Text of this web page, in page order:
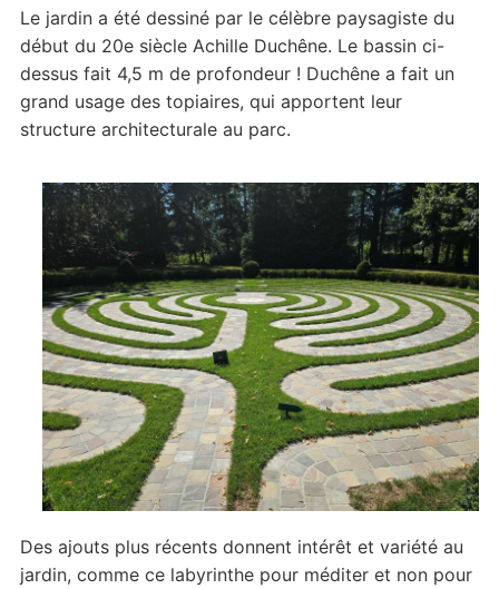
Le jardin a été dessiné par le célèbre paysagiste du
début du 20e siècle Achille Duchêne. Le bassin ci-
dessus fait 4,5 m de profondeur ! Duchêne a fait un
grand usage des topiaires, qui apportent leur
structure architecturale au parc.
Des ajouts plus récents donnent intérêt et variété au
jardin, comme ce labyrinthe pour méditer et non pour